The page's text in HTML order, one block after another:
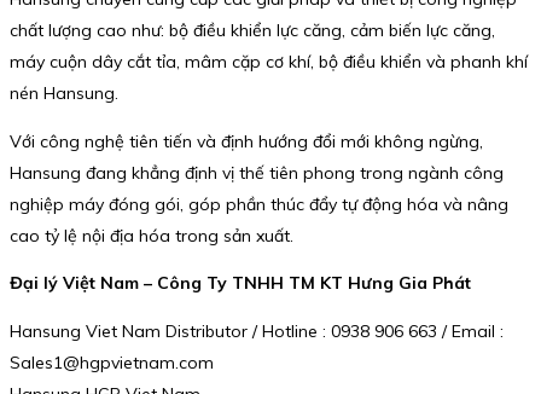
chất lượng cao như: bộ điều khiển lực căng, cảm biến lực căng,
máy cuộn dây cắt tỉa, mâm cặp cơ khí, bộ điều khiển và phanh khí
nén Hansung.
Với công nghệ tiên tiến và định hướng đổi mới không ngừng,
Hansung đang khẳng định vị thế tiên phong trong ngành công
nghiệp máy đóng gói, góp phần thúc đẩy tự động hóa và nâng
cao tỷ lệ nội địa hóa trong sản xuất.
Đại lý Việt Nam – Công Ty TNHH TM KT Hưng Gia Phát
Hansung Viet Nam Distributor / Hotline : 0938 906 663 / Email :
Sales1@hgpvietnam.com